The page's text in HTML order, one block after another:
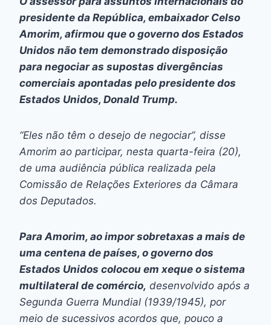
b
o
o
k
e
n
g
er
A
p
p
d
s
st dI
n
y
Li
n
k
presidente da República, embaixador Celso
Amorim, afirmou que o governo dos Estados
Unidos não tem demonstrado disposição
para negociar as supostas divergências
comerciais apontadas pelo presidente dos
Estados Unidos, Donald Trump.
“Eles não têm o desejo de negociar”, disse
Amorim ao participar, nesta quarta-feira (20),
de uma audiência pública realizada pela
Comissão de Relações Exteriores da Câmara
dos Deputados.
Para Amorim, ao impor sobretaxas a mais de
uma centena de países, o governo dos
Estados Unidos colocou em xeque o sistema
multilateral de comércio, desenvolvido após a
Segunda Guerra Mundial (1939/1945), por
meio de sucessivos acordos que, pouco a